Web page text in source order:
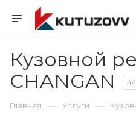
Кузовной
CHANGAN
44
Главная — Услуги —